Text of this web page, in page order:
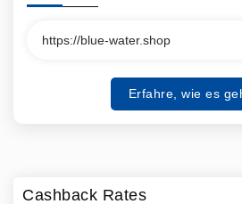
Erfahre, wie es
Cashback Rates